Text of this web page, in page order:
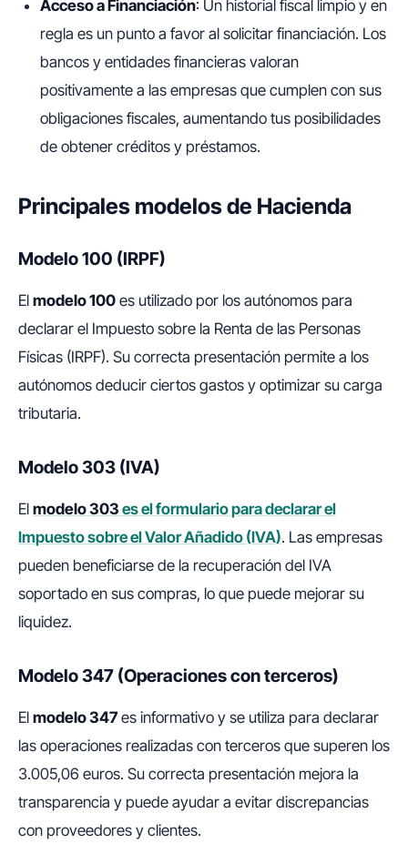
Acceso a Financiación: Un historial fiscal limpio y en
regla es un punto a favor al solicitar financiación. Los
bancos y entidades financieras valoran
positivamente a las empresas que cumplen con sus
obligaciones fiscales, aumentando tus posibilidades
de obtener créditos y préstamos.
Principales modelos de Hacienda
Modelo 100 (IRPF)
El modelo 100 es utilizado por los autónomos para
declarar el Impuesto sobre la Renta de las Personas
Físicas (IRPF). Su correcta presentación permite a los
autónomos deducir ciertos gastos y optimizar su carga
tributaria.
Modelo 303 (IVA)
El modelo 303 es el formulario para declarar el
Impuesto sobre el Valor Añadido (IVA). Las empresas
pueden beneficiarse de la recuperación del IVA
soportado en sus compras, lo que puede mejorar su
liquidez.
Modelo 347 (Operaciones con terceros)
El modelo 347 es informativo y se utiliza para declarar
las operaciones realizadas con terceros que superen los
3.005,06 euros. Su correcta presentación mejora la
transparencia y puede ayudar a evitar discrepancias
con proveedores y clientes.